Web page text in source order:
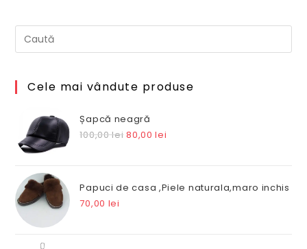
Cele mai vândute produse
Șapcă neagră
100,00lei Prețul
fost:
80,00lei
80,00 lei.
Papuci de casa ,Piele naturala,maro inchis
70,00 lei